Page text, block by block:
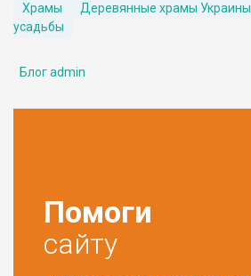
Храмы Деревянные храмы Украины
усадьбы
Блог admin
Помоги
сайту